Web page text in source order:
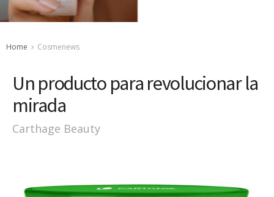
Home Cosmenews
Un producto para revolucionar la
mirada
Carthage Beauty